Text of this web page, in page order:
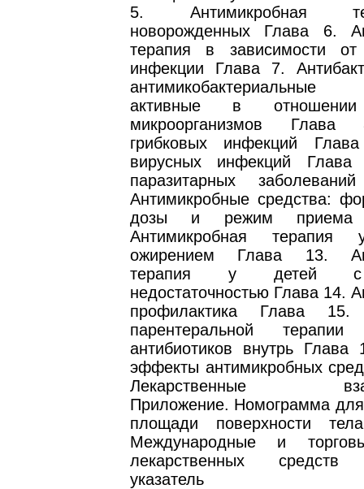
5. Антимикробная
новорожденных Глава 6.
терапия в зависимости от
инфекции Глава 7.
активные в отношении
микроорганизмов
грибковых инфекций
вирусных инфекций
паразитарных
Антимикробные средства:
дозы и режим приема
Антимикробная
ожирением Глава 13.
терапия у детей с
недостаточностью Глава 14.
профилактика Глава
парентеральной
антибиотиков внутрь
эффекты антимикробных
Лекарственные
Приложение. Номограмма
площади поверхности
Международные и
лекарственных средств
указатель